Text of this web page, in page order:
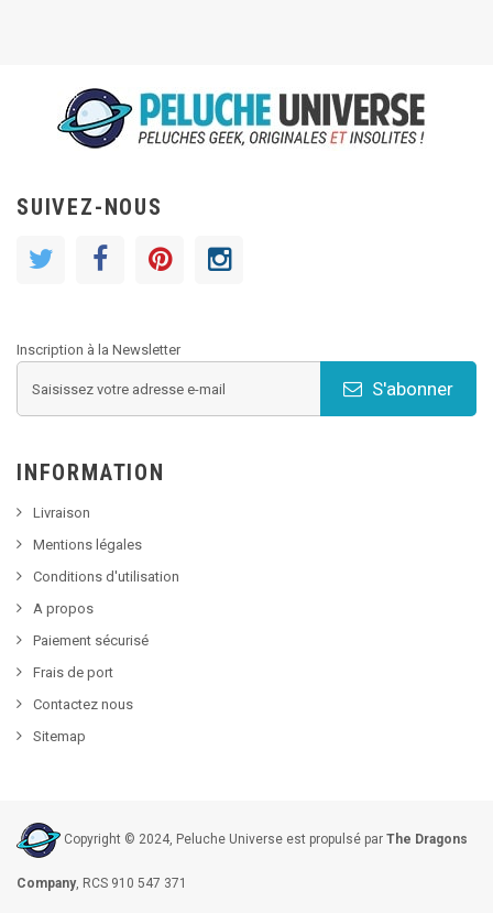
SUIVEZ-NOUS
Inscription à la Newsletter
S'abonner
INFORMATION
Livraison
Mentions légales
Conditions d'utilisation
A propos
Paiement sécurisé
Frais de port
Contactez nous
Sitemap
Copyright © 2024, Peluche Universe est propulsé par The Dragons
Company, RCS 910 547 371